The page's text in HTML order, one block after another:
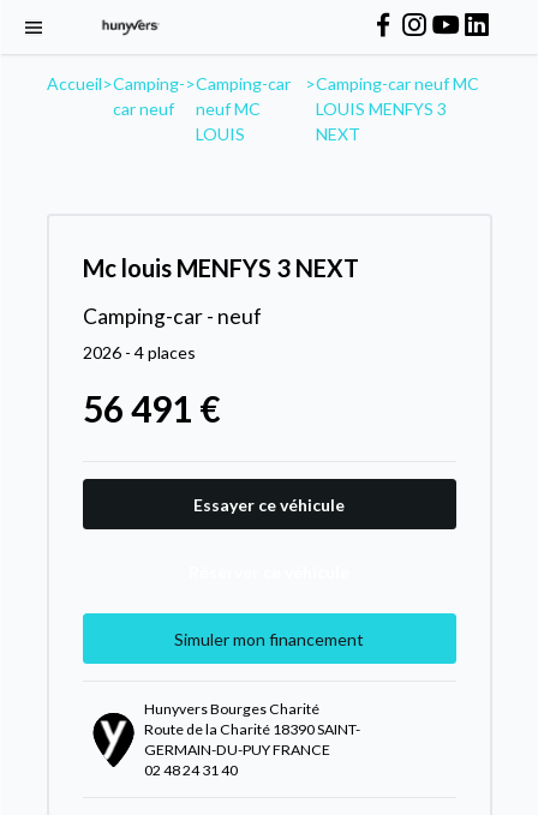
Accueil>Camping-
car neuf
>Camping-car
neuf MC
LOUIS
>Camping-car neuf MC
LOUIS MENFYS 3
NEXT
Mc louis MENFYS 3 NEXT
Camping-car - neuf
2026 - 4 places
56 491 €
Essayer ce véhicule
Simuler mon financement
Hunyvers Bourges Charité
Route de la Charité 18390 SAINT-
GERMAIN-DU-PUY FRANCE
02 48 24 31 40